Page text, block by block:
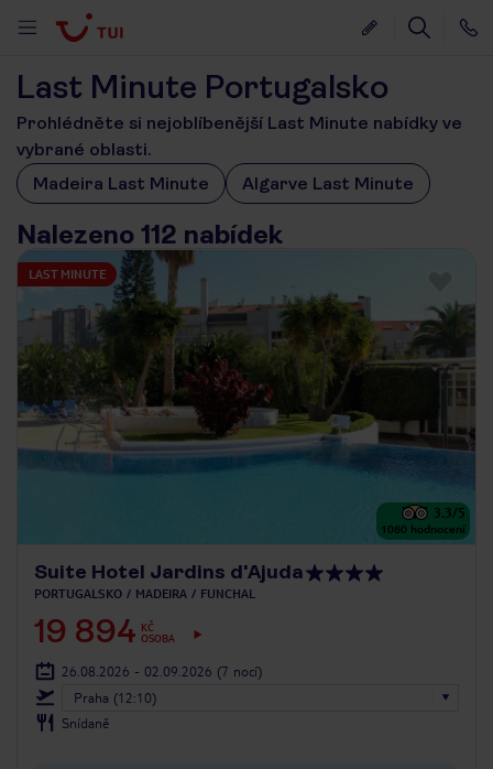
Last Minute Portugalsko
Prohlédněte si nejoblíbenější Last Minute nabídky ve
vybrané oblasti.
Madeira Last Minute
Algarve Last Minute
Nalezeno 112 nabídek
LAST MINUTE
3.3/5
1080 hodnocení
Suite Hotel Jardins d'Ajuda
PORTUGALSKO MADEIRA FUNCHAL
19 894 KČ
OSOBA
26.08.2026 - 02.09.2026 (7 nocí)
Praha (12:10)
Snídaně